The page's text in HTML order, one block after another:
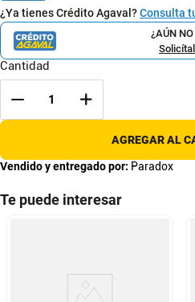
¿Ya tienes Crédito Agaval?Consulta
¿AÚN
Cantidad
AGREGAR AL
Vendido y entregado por: Paradox
Te puede interesar